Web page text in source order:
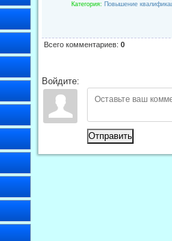
Категория: Повышение
Всего комментариев: 0
Войдите:
Отправить